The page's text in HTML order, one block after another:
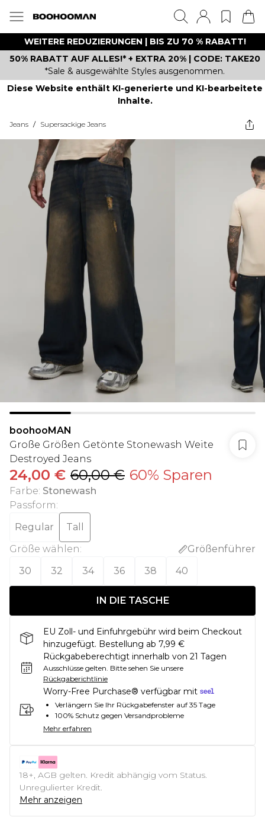
WEITERE REDUZIERUNGEN | BIS ZU 70 % RABATT!
50% RABATT AUF ALLES!* + EXTRA 20% | CODE: TAKE20
*Sale & ausgewählte Styles ausgenommen.
Diese Website enthält KI-generierte und KI-bearbeitete
Inhalte.
Jeans / Supersackige Jeans
boohooMAN
Große Größen Getönte Stonewash Weite
Destroyed Jeans
24,00 € 60,00 € 60% Sparen
Farbe: Stonewash
Passform:
Regular
Tall
Größe wählen:
Größenführer
30
32 34 36 38 40
IN DIE TASCHE
EU Zoll- und Einfuhrgebühr wird beim Checkout
hinzugefügt. Bestellung ab 7,99 €
Rückgabeberechtigt innerhalb von 21 Tagen
Ausschlüsse gelten. Bitte sehen Sie unsere
Rückgaberichtlinie
Worry-Free Purchase® verfügbar mit
Verlängern Sie Ihr Rückgabefenster auf 35 Tage
100% Schutz gegen Versandprobleme
Mehr erfahren
18+, AGB gelten. Kredit abhängig vom Status.
Unregulierter Kredit.
Mehr anzeigen